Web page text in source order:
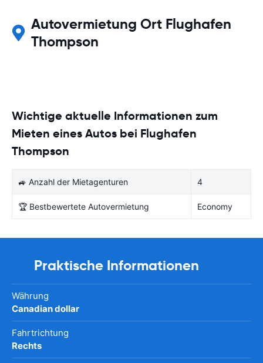
Autovermietung Ort Flughafen
Thompson
Wichtige aktuelle Informationen zum
Mieten eines Autos bei Flughafen
Thompson
🚙 Anzahl der Mietagenturen 4
🏆 Bestbewertete Autovermietung Economy
Praktische Informationen
Währung
Canadian dollar
Fahrtrichtung
Rechts